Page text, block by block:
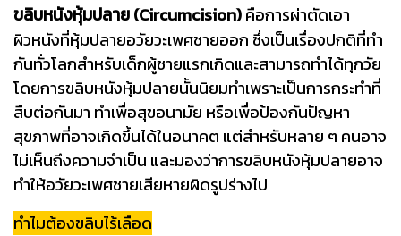
ขลิบหนังหุ้มปลาย (Circumcision)คือการผ่าตัดเอา
ผิวหนังที่หุ้มปลายอวัยวะเพศชายออก ซึ่งเป็นเรื่องปกติที่ทำ
กันทั่วโลกสำหรับเด็กผู้ชายแรกเกิดและสามารถทำได้ทุกวัย
โดยการขลิบหนังหุ้มปลายนั้นนิยมทำเพราะเป็นการกระทำที่
สืบต่อกันมา ทำเพื่อสุขอนามัย หรือเพื่อป้องกันปัญหา
สุขภาพที่อาจเกิดขึ้นได้ในอนาคต แต่สำหรับหลาย ๆ คนอาจ
ไม่เห็นถึงความจำเป็น และมองว่าการขลิบหนังหุ้มปลายอาจ
ทำให้อวัยวะเพศชายเสียหายผิดรูปร่างไป
ทำไมต้องขลิบไร้เลือด